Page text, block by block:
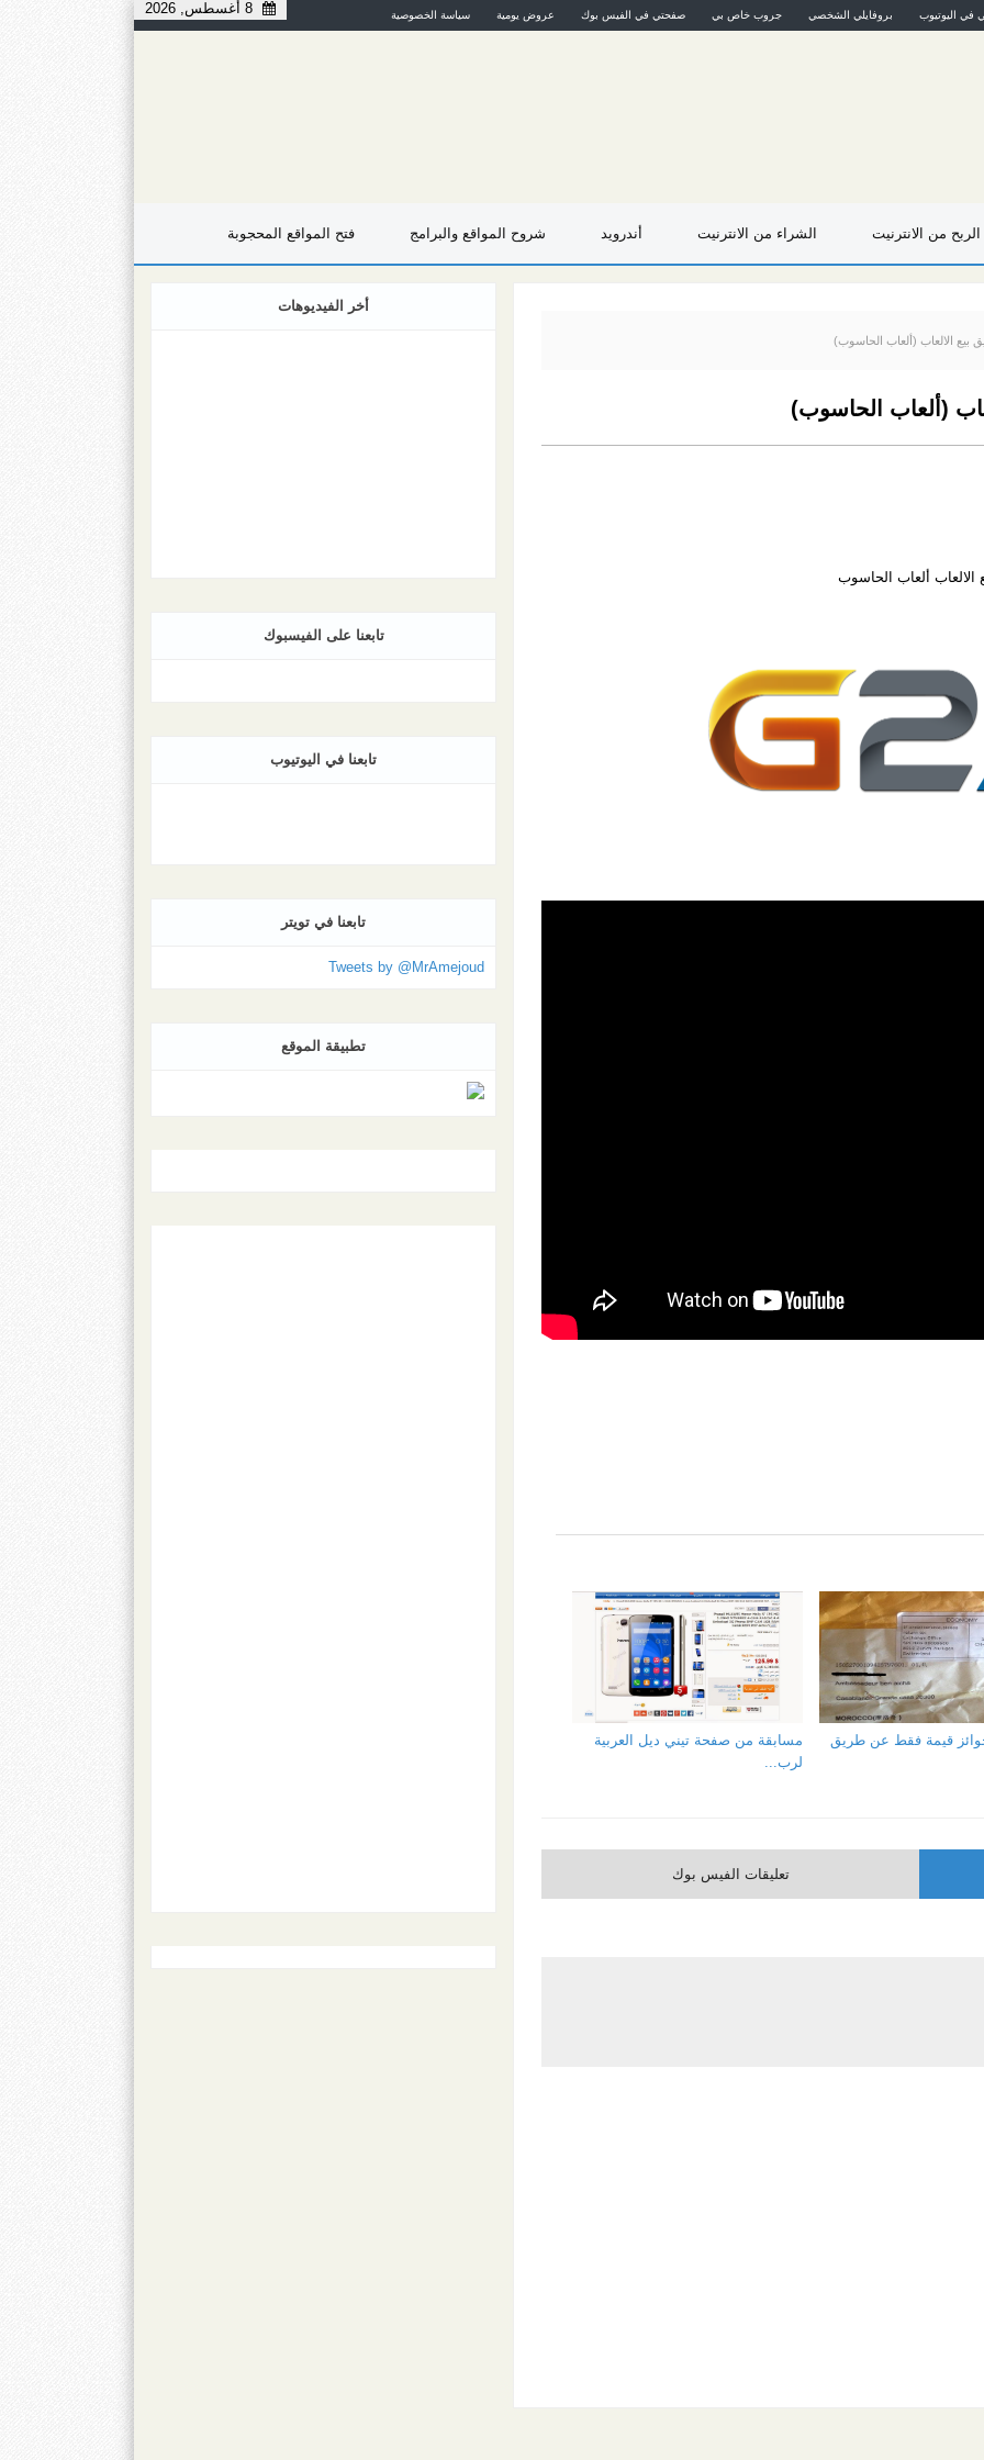
في اليوتيوب بروفايلي الشخصي جروب خاص بي صفحتي في الفيس بوك عروض يومية سياسة الخصوصية 8 أغسطس, 2026
الربح من الانترنيت الشراء من الانترنيت أندرويد شروح المواقع والبرامج فتح المواقع المحجوبة
بيع الالعاب (ألعاب الحاسوب)
(ألعاب الحاسوب)
ألعاب الحاسوب
قيمة فقط عن طريق
مسابقة من صفحة تيني ديل العربية
لرب...
تعليقات الفيس بوك
أخر الفيديوهات
تابعنا على الفيسبوك
تابعنا في اليوتيوب
تابعنا في تويتر
Tweets by @MrAmejoud
تطبيقة الموقع